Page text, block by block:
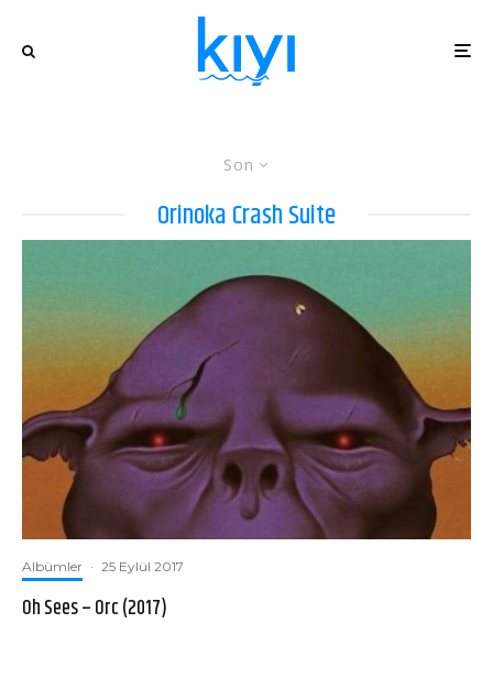
Son
Orinoka Crash Suite
Albümler · 25 Eylül 2017
Oh Sees – Orc (2017)